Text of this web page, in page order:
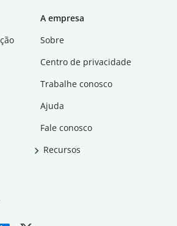
A empresa
Sobre
Centro de privacidade
Trabalhe conosco
Ajuda
Fale conosco
Recursos